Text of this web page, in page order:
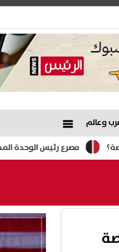
وعالم
مصرع رئيس الوحدة المحلية بقرية
12 من "فرصة